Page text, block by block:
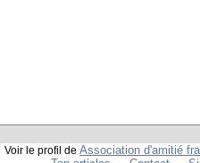
Voir le profil de Association d'amitié